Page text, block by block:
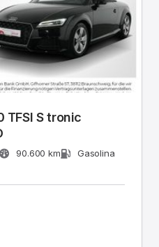
TFSI S tronic
90.600 km
Gasolina